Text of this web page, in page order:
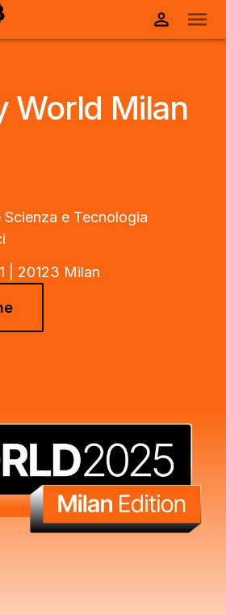
World Milan
e Tecnologia
| 20123 Milan